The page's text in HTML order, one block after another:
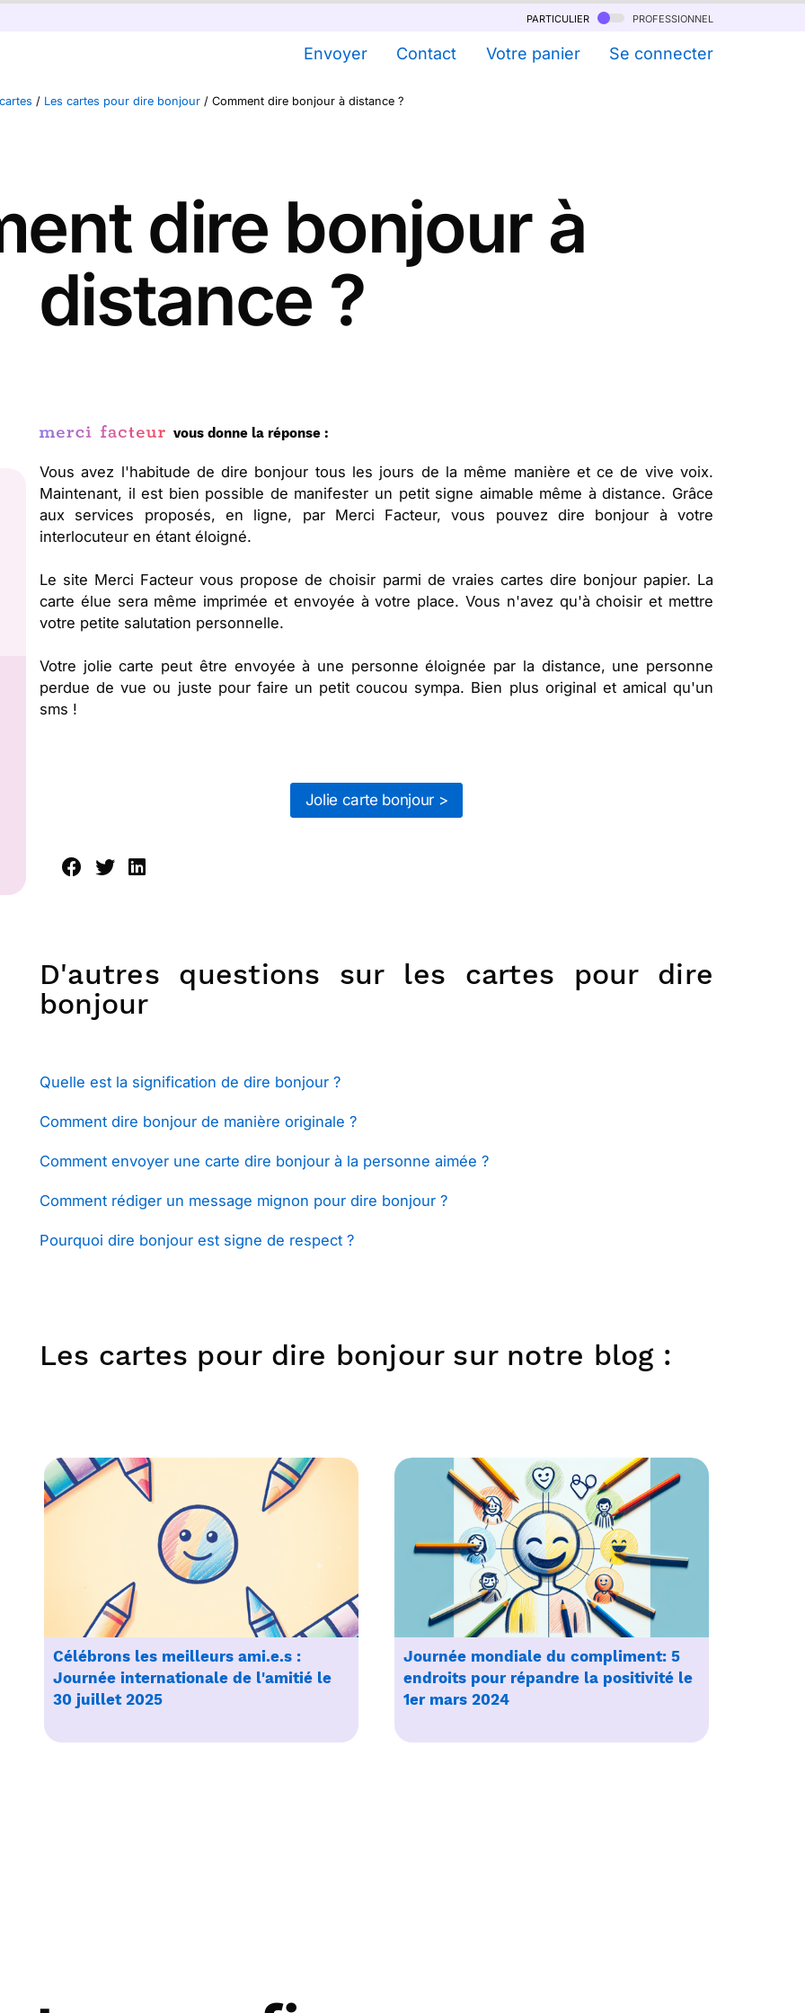
particulier professionnel
Envoyer Contact Votre panier Se connecter
/ Les cartes pour dire bonjour / Comment dire bonjour à distance ?
dire bonjour à
distance ?
vous donne la réponse :
Vous avez l'habitude de dire bonjour tous les jours de la même manière et ce de vive voix.
Maintenant, il est bien possible de manifester un petit signe aimable même à distance. Grâce
aux services proposés, en ligne, par Merci Facteur, vous pouvez dire bonjour à votre
interlocuteur en étant éloigné.
Le site Merci Facteur vous propose de choisir parmi de vraies cartes dire bonjour papier. La
carte élue sera même imprimée et envoyée à votre place. Vous n'avez qu'à choisir et mettre
votre petite salutation personnelle.
Votre jolie carte peut être envoyée à une personne éloignée par la distance, une personne
perdue de vue ou juste pour faire un petit coucou sympa. Bien plus original et amical qu'un
sms !
Jolie carte bonjour >
D'autres questions sur les cartes pour dire
bonjour
Quelle est la signification de dire bonjour ?
Comment dire bonjour de manière originale ?
Comment envoyer une carte dire bonjour à la personne aimée ?
Comment rédiger un message mignon pour dire bonjour ?
Pourquoi dire bonjour est signe de respect ?
Les cartes pour dire bonjour sur notre blog :
Célébrons les meilleurs ami.e.s :
Journée internationale de l'amitié le
30 juillet 2025
Journée mondiale du compliment: 5
endroits pour répandre la positivité le
1er mars 2024